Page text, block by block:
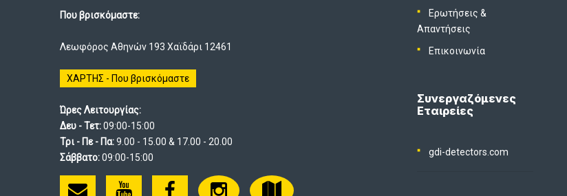
Ερωτήσεις &
Απαντήσεις
Επικοινωνία
Συνεργαζόμενες
Εταιρείες
gdi-detectors.com
Που βρισκόμαστε:
Λεωφόρος Αθηνών 193 Χαϊδάρι 12461
ΧΑΡΤΗΣ - Που βρισκόμαστε
Ώρες Λειτουργίας:
Δευ - Τετ:09:00-15:00
Τρι - Πε - Πα:9.00 - 15.00 & 17.00 - 20.00
Σάββατο:09:00-15:00